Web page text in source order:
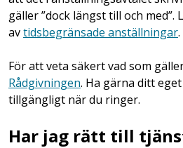
gäller ”dock längst till och
avtidsbegränsade anställningar.
För att veta säkert vad som
Rådgivningen. Ha gärna ditt
tillgängligt när du ringer.
Har jag rätt till